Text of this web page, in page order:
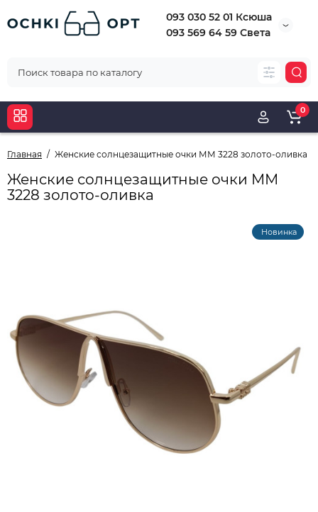
093 030 52 01 Ксюша
093 569 64 59 Света
0
Главная Женские солнцезащитные очки ММ 3228 золото-оливка
Женские солнцезащитные очки ММ
3228 золото-оливка
Новинка